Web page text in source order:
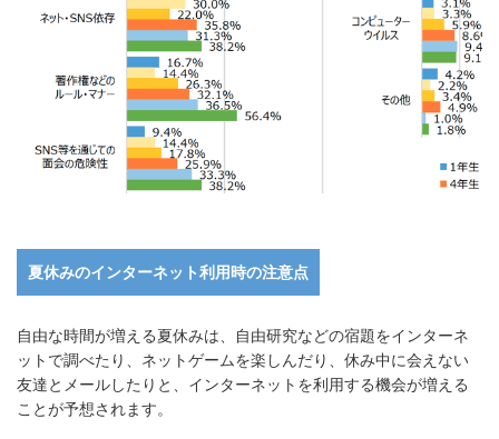
夏休みのインターネット利用時の注意点
自由な時間が増える夏休みは、自由研究などの宿題をインターネ
ットで調べたり、ネットゲームを楽しんだり、休み中に会えない
友達とメールしたりと、インターネットを利用する機会が増える
ことが予想されます。